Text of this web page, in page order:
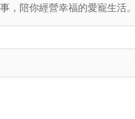
，陪你經營幸福的愛寵生活。